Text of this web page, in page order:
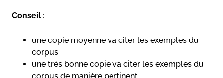
Conseil :
une copie moyenne va citer les exemples du
corpus
une très bonne copie va citer les exemples du
corpus de manière pertinent